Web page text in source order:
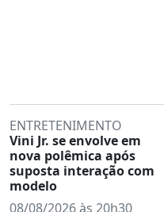
ENTRETENIMENTO
Vini Jr. se envolve em
nova polêmica após
suposta interação com
modelo
08/08/2026 às 20h30